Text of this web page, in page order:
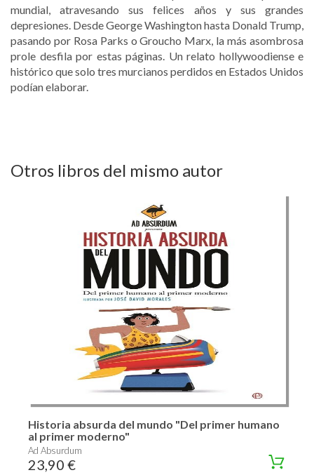
mundial, atravesando sus felices años y sus grandes
depresiones. Desde George Washington hasta Donald Trump,
pasando por Rosa Parks o Groucho Marx, la más asombrosa
prole desfila por estas páginas. Un relato hollywoodiense e
histórico que solo tres murcianos perdidos en Estados Unidos
podían elaborar.
Otros libros del mismo autor
Historia absurda del mundo "Del primer humano
al primer moderno"
Ad Absurdum
23,90 €